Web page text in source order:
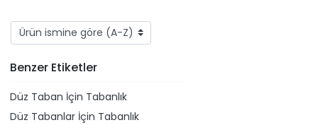
Benzer Etiketler
Düz Taban İçin Tabanlık
Düz Tabanlar İçin Tabanlık